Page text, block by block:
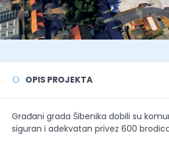
OPIS PROJEKTA
Građani grada Šibenika dobili su
siguran i adekvatan privez 600